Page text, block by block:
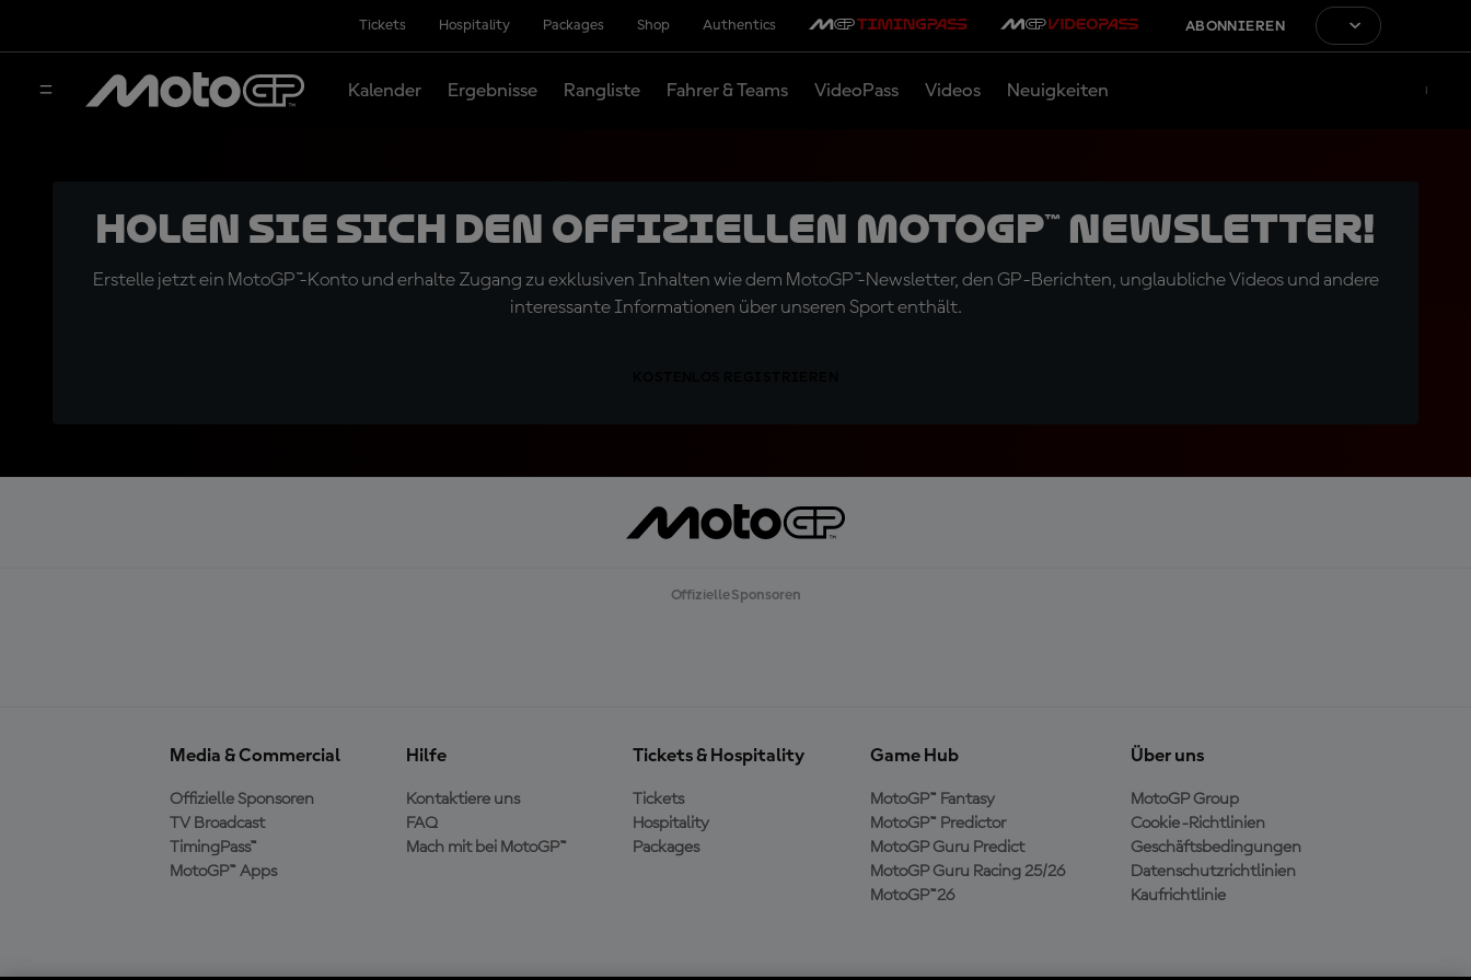
Tickets Hospitality Packages Shop Authentics ABONNIEREN
Kalender Ergebnisse Rangliste Fahrer & Teams VideoPass Videos Neuigkeiten
Holen Sie sich den offiziellen MotoGP™ Newsletter!
Erstelle jetzt ein MotoGP™-Konto und erhalte Zugang zu exklusiven Inhalten wie dem MotoGP™-Newsletter, den GP-Berichten, unglaubliche Videos und andere
interessante Informationen über unseren Sport enthält.
Offizielle Sponsoren
Media & Commercial
Offizielle Sponsoren
TV Broadcast
TimingPass™
MotoGP™ Apps
Hilfe
Kontaktiere uns
FAQ
Mach mit bei MotoGP™
Tickets & Hospitality
Tickets
Hospitality
Packages
Game Hub
MotoGP™ Fantasy
MotoGP™ Predictor
MotoGP Guru Predict
MotoGP Guru Racing 25/26
MotoGP™26
Über uns
MotoGP Group
Cookie-Richtlinien
Geschäftsbedingungen
Datenschutzrichtlinien
Kaufrichtlinie